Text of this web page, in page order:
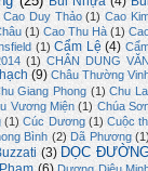
Cao Duy Thảo (1) Cao
(1) Cao Thu Hà (1)
(1) Cẩm Lệ (4)
(1) CHÂN DUNG
(9) Châu Thường
Giang Phong (1) Chu
Vương Miện (1) Chúa
(1) Cúc Dương (1) Cuộc
Bình (2) Dã Phương
(3) DỌC